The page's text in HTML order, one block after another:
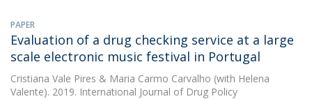
PAPER
Evaluation of a drug checking service at a large
scale electronic music festival in Portugal
Cristiana Vale Pires & Maria Carmo Carvalho (with Helena
Valente). 2019. International Journal of Drug Policy